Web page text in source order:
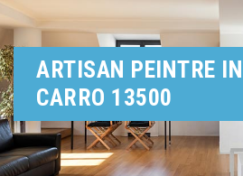
ARTISAN PEINTRE
CARRO 13500